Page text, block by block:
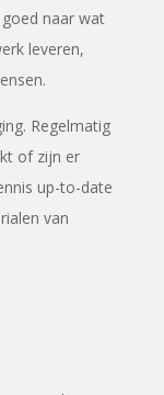
naar wat
leveren,
Regelmatig
of zijn er
up-to-date
van